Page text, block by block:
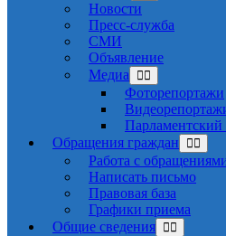
Новости
Пресс-служба
СМИ
Объявление
Медиа
Фоторепортажи
Парламентский
Обращения граждан
Работа с
Написать письмо
Правовая база
Графики приема
Общие сведения